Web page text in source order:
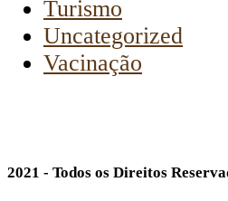
Turismo
Uncategorized
Vacinação
2021 - Todos os Direitos